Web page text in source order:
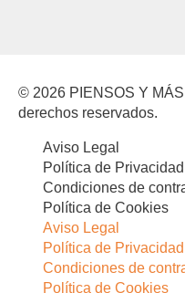
© 2026 PIENSOS Y
derechos reservados.
Aviso Legal
Política de Privacidad
Condiciones de
Política de Cookies
Aviso Legal
Política de Privacidad
Condiciones de
Política de Cookies